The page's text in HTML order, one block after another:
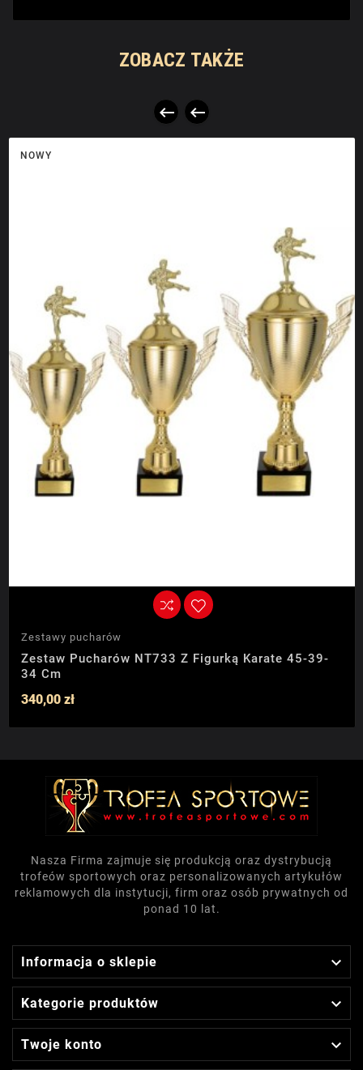
ZOBACZ TAKŻE
 
NOWY
Zestawy pucharów
Zestaw Pucharów NT733 Z Figurką Karate 45-39-
34 Cm
340,00 zł
Nasza Firma zajmuje się produkcją oraz dystrybucją
trofeów sportowych oraz personalizowanych artykułów
reklamowych dla instytucji, firm oraz osób prywatnych od
ponad 10 lat.
Informacja o sklepie 
Kategorie produktów 
Twoje konto 